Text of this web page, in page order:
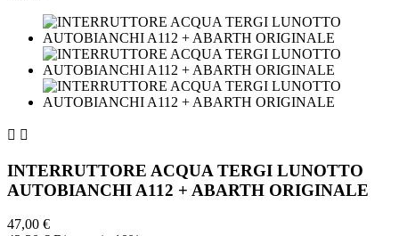
 
INTERRUTTORE ACQUA TERGI LUNOTTO
AUTOBIANCHI A112 + ABARTH ORIGINALE
47,00 €